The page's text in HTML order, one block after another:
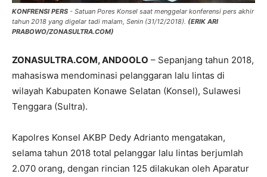
KONFRENSI PERS - Satuan Pores Konsel saat menggelar konferensi pers akhir
tahun 2018 yang digelar tadi malam, Senin (31/12/2018). (ERIK ARI
PRABOWO/ZONASULTRA.COM)
ZONASULTRA.COM, ANDOOLO – Sepanjang tahun 2018,
mahasiswa mendominasi pelanggaran lalu lintas di
wilayah Kabupaten Konawe Selatan (Konsel), Sulawesi
Tenggara (Sultra).
Kapolres Konsel AKBP Dedy Adrianto mengatakan,
selama tahun 2018 total pelanggar lalu lintas berjumlah
2.070 orang, dengan rincian 125 dilakukan oleh Aparatur